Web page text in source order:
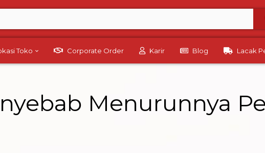
Toko Corporate Order Karir Blog Lacak
Menurunnya